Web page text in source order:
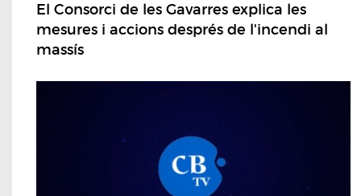
El Consorci de les Gavarres explica les
mesures i accions després de l'incendi al
massís